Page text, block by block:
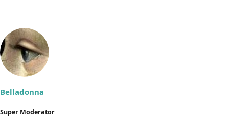
Belladonna
Super Moderator